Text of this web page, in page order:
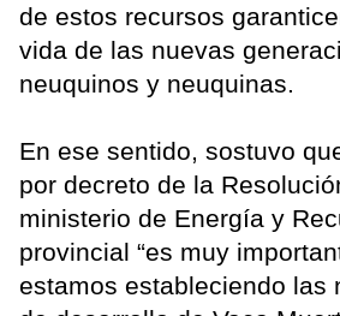
de estos recursos
vida de las nuevas
neuquinos y neuquinas.
En ese sentido, sostuvo
por decreto de la
ministerio de Energía y
provincial “es muy
estamos estableciendo las